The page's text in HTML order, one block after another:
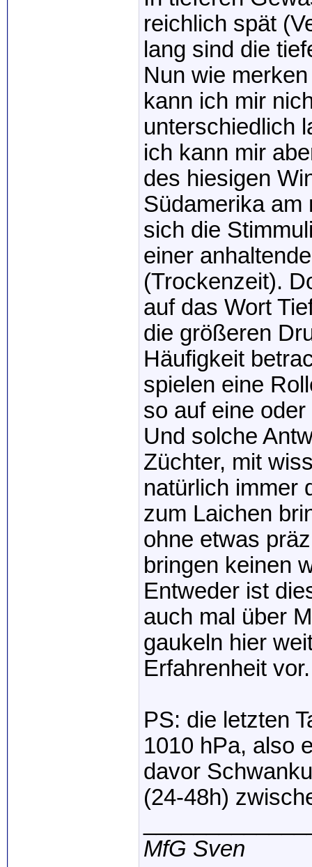
reichlich spät
lang sind die
Nun wie
kann ich mir
unterschiedlich
ich kann mir
des hiesigen
Südamerika am
sich die
einer
(Trockenzeit).
auf das Wort
die größeren
Häufigkeit
spielen eine
so auf eine
Und solche
Züchter, mit
natürlich immer
zum Laichen
ohne etwas
bringen keinen
Entweder ist
auch mal über
gaukeln hier
Erfahrenheit vor.
PS: die letzten
1010 hPa, also
davor
(24-48h)
MfG Sven